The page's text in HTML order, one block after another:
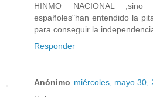
HINMO NACIONAL
españoles"han entendido la
para conseguir la
Responder
Anónimo miércoles, mayo 30,